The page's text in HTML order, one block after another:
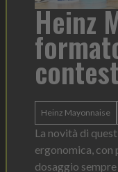
Heinz
Heinz Mayonnaise
La novità di
ergonomica,
dosaggio